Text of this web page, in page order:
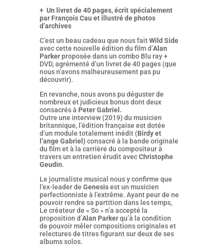
+ Un livret de 40 pages, écrit spécialement
par François Cau et illustré de photos
d’archives
C’est un beau cadeau que nous faitWild Side
avec cette nouvelle édition du film d’Alan
Parkerproposée dans un combo Blu ray +
DVD, agrémenté d’un livret de 40 pages (que
nous n’avons malheureusement pas pu
découvrir).
En revanche, nous avons pu déguster de
nombreux et judicieux bonus dont deux
consacrés à Peter Gabriel.
Outre une interview (2019) du musicien
britannique, l’édition française est dotée
d’un module totalement inédit (Birdy et
l’ange Gabriel) consacré à la bande originale
du film et à la carrière du compositeur à
travers un entretien érudit avecChristophe
Geudin.
Le journaliste musical nous y confirme que
l’ex-leader de Genesisest un musicien
perfectionniste à l’extrême. Ayant peur de ne
pouvoir rendre sa partition dans les temps,
Le créateur de « So » n’a accepté la
proposition d’Alan Parkerqu’à la condition
de pouvoir mêler compositions originales et
relectures de titres figurant sur deux de ses
albums solos.